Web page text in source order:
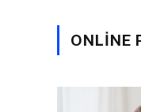
ONLINE